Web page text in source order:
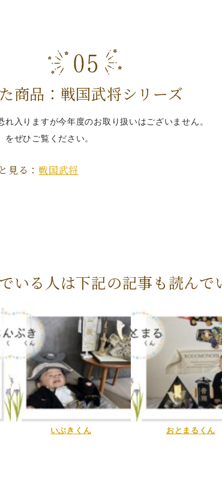
商品：戦国武将シリーズ
れ入りますが今年度のお取り扱いはございません。
をぜひご覧ください。
見る：戦国武将
いる人は下記の記事も読んで
いぶきくん おとまるくん